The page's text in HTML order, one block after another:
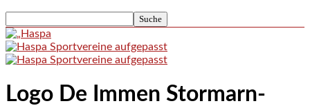
Logo De Immen Stormarn-